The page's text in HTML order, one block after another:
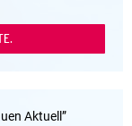
Aktuell”